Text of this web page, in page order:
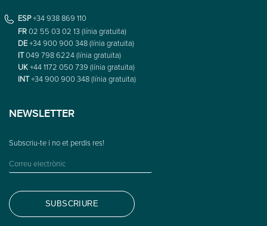
ESP+34 938 869 110
FR02 55 03 02 13 (línia gratuïta)
DE+34 900 900 348 (línia gratuïta)
IT049 798 6224 (línia gratuïta)
UK+44 1172 050 739 (línia gratuïta)
INT+34 900 900 348 (línia gratuïta)
NEWSLETTER